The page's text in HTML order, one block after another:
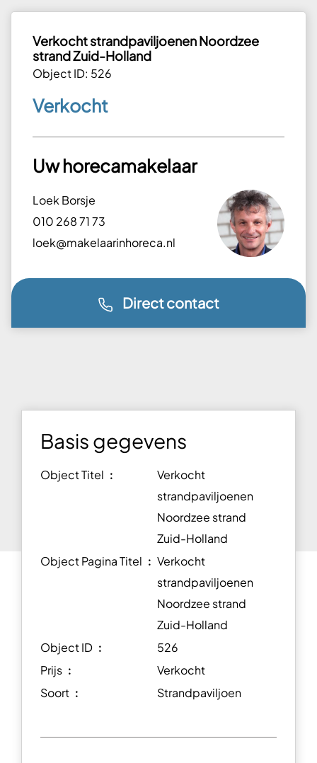
Verkocht strandpaviljoenen Noordzee
strand Zuid-Holland
Object ID: 526
Verkocht
Uw horecamakelaar
Loek Borsje
010 268 71 73
loek@makelaarinhoreca.nl
Direct contact
Basis gegevens
Object Titel ︰
Verkocht
strandpaviljoenen
Noordzee strand
Zuid-Holland
Object Pagina Titel ︰ Verkocht
strandpaviljoenen
Noordzee strand
Zuid-Holland
Object ID ︰
526
Prijs ︰
Verkocht
Soort ︰
Strandpaviljoen